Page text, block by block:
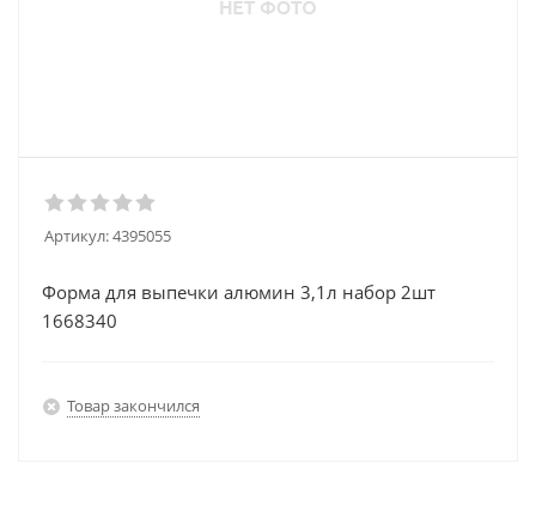
Артикул:4395055
Форма для выпечки алюмин 3,1л набор 2шт
1668340
Товар закончился